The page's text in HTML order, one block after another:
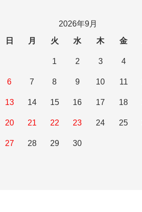
2026年9月
日
月 火 水 木 金
1 2 3 4
6 7 8 9 10 11
13 14 15 16 17 18
20 21 22 23 24 25
27 28 29 30